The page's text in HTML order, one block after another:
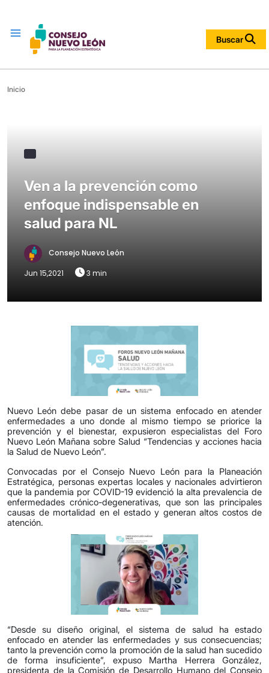
Menu
Buscar
Inicio
Ven a la prevención como
enfoque indispensable en
salud para NL
Consejo Nuevo León
Jun 15,2021
3 min
Nuevo León debe pasar de un sistema enfocado en atender
enfermedades a uno donde al mismo tiempo se priorice la
prevención y el bienestar, expusieron especialistas del Foro
Nuevo León Mañana sobre Salud “Tendencias y acciones hacia
la Salud de Nuevo León”.
Convocadas por el Consejo Nuevo León para la Planeación
Estratégica, personas expertas locales y nacionales advirtieron
que la pandemia por COVID-19 evidenció la alta prevalencia de
enfermedades crónico-degenerativas, que son las principales
causas de mortalidad en el estado y generan altos costos de
atención.
“Desde su diseño original, el sistema de salud ha estado
enfocado en atender las enfermedades y sus consecuencias;
tanto la prevención como la promoción de la salud han sucedido
de forma insuficiente”, expuso Martha Herrera González,
presidenta de la Comisión de Desarrollo Humano del Consejo